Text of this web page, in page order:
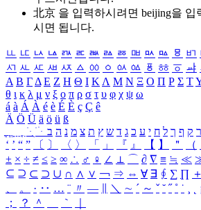
北京 을 입력하시려면 beijing을 입
시면 됩니다.
ㅥ ㅦ ㅧ ㅨ ㅩ ㅪ ㅫ ㅬ ㅭ ㅮ ㅯ ㅰ ㅱ ㅲ
ㅺ ㅻ ㅼ ㅽ ㅾ ㅿ ㆀ ㆁ ㆂ ㆃ ㆄ ㆅ ㆆ ㆇ
Α Β ΓΔ Ε Ζ Η Θ Ι ΚΛ Μ Ν Ξ Ο Π Ρ Σ Τ
θ ι κ λ μ ν ξ ο π ρ σ τ υ φ χ ψ ω
á à Á À é è É È ç Ç ê
Ä Ö Ü ä ö ü ß
ִֶֹ ֻּ ׁׂ ר ק ף ך ל ח י ע כ ג ד ש ץ ת צ מ נ ה ב
‘ ’ “ ” 〔 〕 〈 〉 「 」 『 』 【 】 ＂ （
± × ÷ ≠ ≤ ≥ ∞ ∴ ♂ ♀ ∠ ⊥ ⌒ ∂ ∇ ≡ ≒ ≪
⊆ ⊇ ⊂ ⊃ ∪ ∩ ∧ ∨ ￢ ⇒ ⇔ ∀ ∃ ∮ ∑ ∏ ＋
、
。 · ‥ … ¨ 〃 ― ＼ ∼ ´ ～ ˇ ˘ ˝ ˚ ˙ ¸
；
？ ＾ ｀